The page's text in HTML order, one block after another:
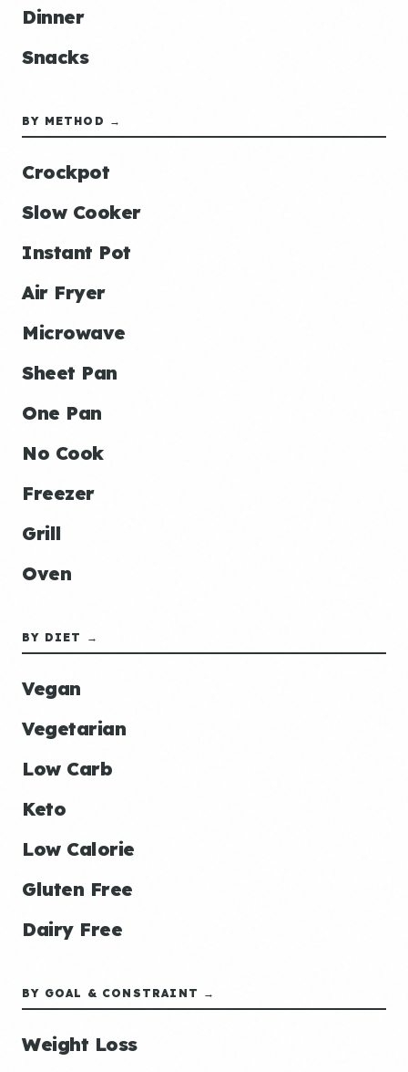
Dinner
Snacks
BY METHOD →
Crockpot
Slow Cooker
Instant Pot
Air Fryer
Microwave
Sheet Pan
One Pan
No Cook
Freezer
Grill
Oven
BY DIET →
Vegan
Vegetarian
Low Carb
Keto
Low Calorie
Gluten Free
Dairy Free
BY GOAL & CONSTRAINT →
Weight Loss